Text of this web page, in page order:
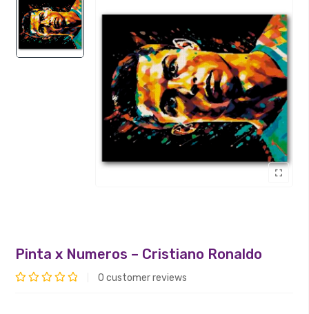
Pinta x Numeros – Cristiano Ronaldo
0 customer reviews